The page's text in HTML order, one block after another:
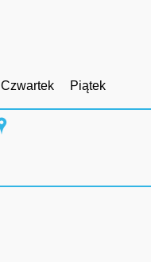
Czwartek Piątek